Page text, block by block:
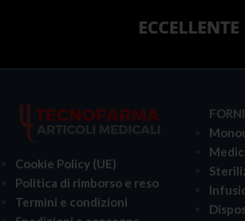
Cookie Policy (UE)
Politica di rimborso e reso
Termini e condizioni